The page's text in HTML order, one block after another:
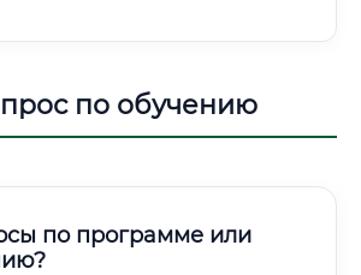
навыками и может начать карьеру
по обучению
по программе или